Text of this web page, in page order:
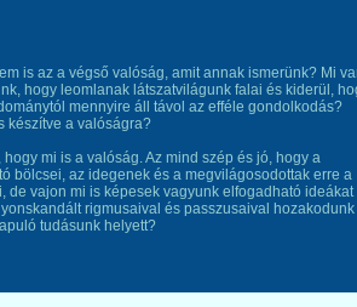
is az a végső valóság, amit annak ismerünk? Mi
hogy leomlanak látszatvilágunk falai és kiderül,
mennyire áll távol az efféle gondolkodás?
készítve a valóságra?
mi is a valóság. Az mind szép és jó, hogy a
bölcsei, az idegenek és a megvilágosodottak erre a
de vajon mi is képesek vagyunk elfogadható ideákat
rigmusaival és passzusaival hozakodunk
tudásunk helyett?